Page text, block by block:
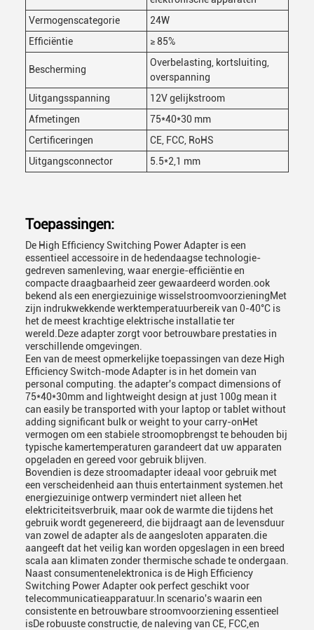
Vermogenscategorie
24W
Efficiëntie
≥ 85%
Bescherming
Overbelasting, kortsluiting,
overspanning
Uitgangsspanning
12V gelijkstroom
Afmetingen
75*40*30 mm
Certificeringen
CE, FCC, RoHS
Uitgangsconnector
5.5*2,1 mm
Toepassingen:
De High Efficiency Switching Power Adapter is een
essentieel accessoire in de hedendaagse technologie-
gedreven samenleving, waar energie-efficiëntie en
compacte draagbaarheid zeer gewaardeerd worden.ook
bekend als een energiezuinige wisselstroomvoorzieningMet
zijn indrukwekkende werktemperatuurbereik van 0-40°C is
het de meest krachtige elektrische installatie ter
wereld.Deze adapter zorgt voor betrouwbare prestaties in
verschillende omgevingen.
Een van de meest opmerkelijke toepassingen van deze High
Efficiency Switch-mode Adapter is in het domein van
personal computing. the adapter's compact dimensions of
75*40*30mm and lightweight design at just 100g mean it
can easily be transported with your laptop or tablet without
adding significant bulk or weight to your carry-onHet
vermogen om een stabiele stroomopbrengst te behouden bij
typische kamertemperaturen garandeert dat uw apparaten
opgeladen en gereed voor gebruik blijven.
Bovendien is deze stroomadapter ideaal voor gebruik met
een verscheidenheid aan thuis entertainment systemen.het
energiezuinige ontwerp vermindert niet alleen het
elektriciteitsverbruik, maar ook de warmte die tijdens het
gebruik wordt gegenereerd, die bijdraagt aan de levensduur
van zowel de adapter als de aangesloten apparaten.die
aangeeft dat het veilig kan worden opgeslagen in een breed
scala aan klimaten zonder thermische schade te ondergaan.
Naast consumentenelektronica is de High Efficiency
Switching Power Adapter ook perfect geschikt voor
telecommunicatieapparatuur.In scenario's waarin een
consistente en betrouwbare stroomvoorziening essentieel
isDe robuuste constructie, de naleving van CE, FCC,en